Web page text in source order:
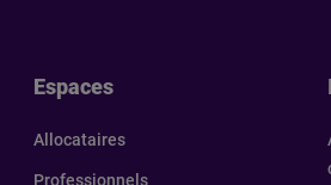
Espaces
Allocataires
Professionnels